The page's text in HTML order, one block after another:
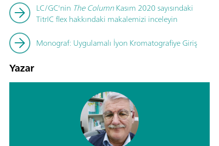
LC/GC'nin The ColumnKasım 2020 sayısındaki
TitrIC flex hakkındaki makalemizi inceleyin
Monograf: Uygulamalı İyon Kromatografiye Giriş
Yazar